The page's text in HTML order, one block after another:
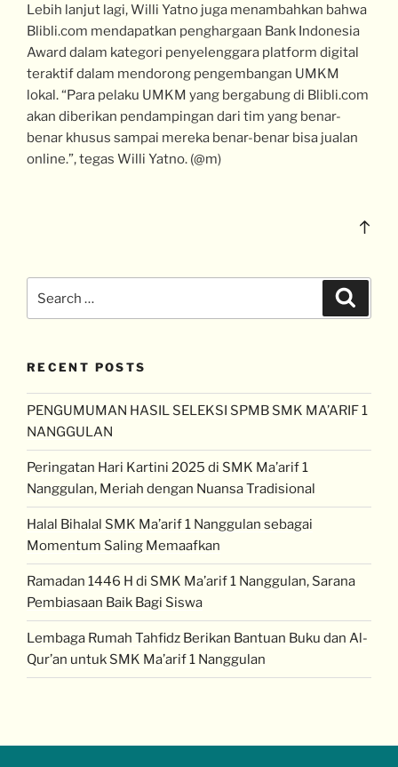
Lebih lanjut lagi, Willi Yatno juga menambahkan bahwa
Blibli.com mendapatkan penghargaan Bank Indonesia
Award dalam kategori penyelenggara platform digital
teraktif dalam mendorong pengembangan UMKM
lokal. “Para pelaku UMKM yang bergabung di Blibli.com
akan diberikan pendampingan dari tim yang benar-
benar khusus sampai mereka benar-benar bisa jualan
online.”, tegas Willi Yatno. (@m)
RECENT POSTS
PENGUMUMAN HASIL SELEKSI SPMB SMK MA’ARIF 1
NANGGULAN
Peringatan Hari Kartini 2025 di SMK Ma’arif 1
Nanggulan, Meriah dengan Nuansa Tradisional
Halal Bihalal SMK Ma’arif 1 Nanggulan sebagai
Momentum Saling Memaafkan
Ramadan 1446 H di SMK Ma’arif 1 Nanggulan, Sarana
Pembiasaan Baik Bagi Siswa
Lembaga Rumah Tahfidz Berikan Bantuan Buku dan Al-
Qur’an untuk SMK Ma’arif 1 Nanggulan